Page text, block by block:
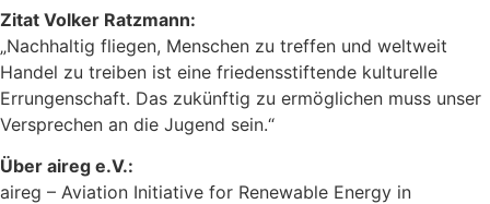
Zitat Volker Ratzmann:
„Nachhaltig fliegen, Menschen zu treffen und weltweit
Handel zu treiben ist eine friedensstiftende kulturelle
Errungenschaft. Das zukünftig zu ermöglichen muss unser
Versprechen an die Jugend sein.“
Über aireg e.V.:
aireg – Aviation Initiative for Renewable Energy in